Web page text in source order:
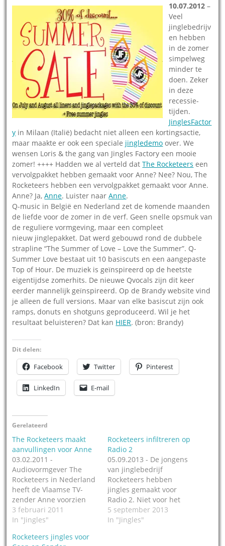
10.07.2012 –
Veel
jinglebedrijv
en hebben
in de zomer
simpelweg
minder te
doen. Zeker
in deze
recessie-
tijden.
JinglesFactor
y in Milaan (Italië) bedacht niet alleen een kortingsactie,
maar maakte er ook een speciale jingledemo over. We
wensen Loris & the gang van Jingles Factory een mooie
zomer! ++++ Hadden we al verteld datThe Rocketeers een
vervolgpakket hebben gemaakt voor Anne? Nee? Nou, The
Rocketeers hebben een vervolgpakket gemaakt voor Anne.
Anne? Ja,Anne. Luister naarAnne.
Q-music in België en Nederland zet de komende maanden
de liefde voor de zomer in de verf. Geen snelle opsmuk van
de reguliere vormgeving, maar een compleet
nieuw jinglepakket. Dat werd gebouwd rond de dubbele
strapline “The Summer of Love – Love the Summer”. Q-
Summer Love bestaat uit 10 basiscuts en een aangepaste
Top of Hour. De muziek is geïnspireerd op de heetste
eigentijdse zomerhits. De nieuwe Qvocals zijn dit keer
eerder mannelijk geïnspireerd. Op de Brandy website vind
je alleen de full versions. Maar van elke basiscut zijn ook
ramps, donuts en shotguns geproduceerd. Wil je het
resultaat beluisteren? Dat kan HIER. (bron: Brandy)
Dit delen:
Facebook Twitter Pinterest
LinkedIn E-mail
Gerelateerd
The Rocketeers maakt
aanvullingen voor Anne
03.02.2011 -
Audiovormgever The
Rocketeers in Nederland
heeft de Vlaamse TV-
zender Anne voorzien
van een uitbreiding van
de muzikale vormgeving.
gecomponeerde en
3 februari 2011
In "Jingles"
Rocketeers infiltreren op
Radio 2
05.09.2013 - De jongens
van jinglebedrijf
Rocketeers hebben
jingles gemaakt voor
Radio 2. Niet voor het
hele Radio 2, maar voor
een hoekje van
5 september 2013
In "Jingles"
Rocketeers jingles voor